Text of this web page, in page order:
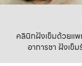
คลินิกฝังเข็มด้วยแ
อาการชา ฝังเข็